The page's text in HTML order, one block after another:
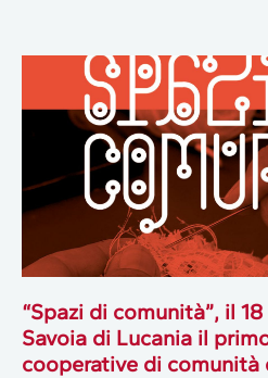
“Spazi di comunità”, il
Savoia di Lucania il
cooperative di comunità